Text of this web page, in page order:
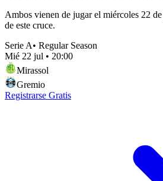
Ambos vienen de jugar el miércoles 22
de este cruce.
Serie A• Regular Season
Mié 22 jul • 20:00
Mirassol
Gremio
Registrarse Gratis